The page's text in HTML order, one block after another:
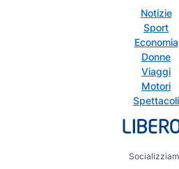
Notizie
Sport
Economia
Donne
Viaggi
Motori
Spettacoli